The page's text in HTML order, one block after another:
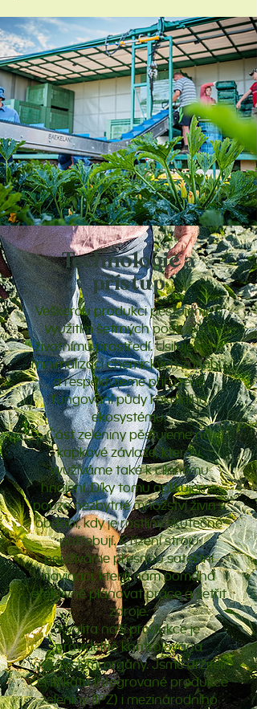
Technologie a
přístup
Veškerou produkci pěstujeme s
využitím šetrných postupů k
životnímu prostředí. Usilujeme o
minimalizaci chemických zásahů
a respektujeme přirozené
fungování půdy i okolního
ekosystému.
Část zeleniny pěstujeme na
kapkové závlaze, kterou
využíváme také k cílenému
hnojení. Díky tomu aplikujeme
pouze nezbytné množství živin v
období, kdy je rostliny skutečně
potřebují. K řízení strojů
používáme přesnou satelitní
navigaci, která nám pomáhá
efektivně plánovat práce a šetřit
zdroje.
Kvalita naší produkce je
pravidelně kontrolována
nezávislými orgány. Jsme držiteli
certifikátu Integrované produkce
zeleniny (IPZ) i mezinárodního